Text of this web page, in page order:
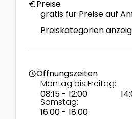
euroPreise
gratis für Preise auf
Preiskategorien
scheduleÖffnungszeiten
Montag bis Freitag:
08:15 - 12:00
Samstag:
16:00 - 18:00